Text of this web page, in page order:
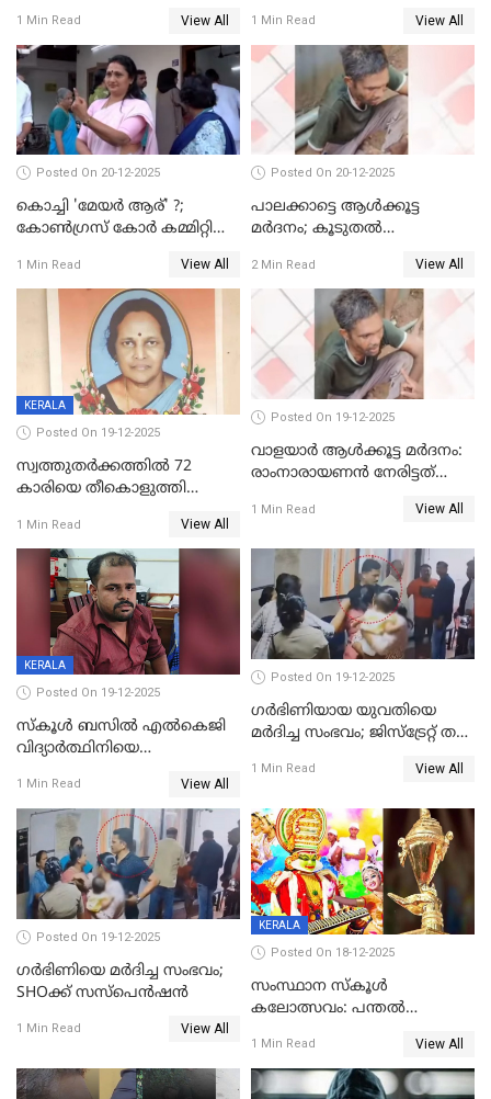
1 Min Read View All 1 Min Read View All
Posted On 20-12-2025
കൊച്ചി 'മേയർ ആര്' ?;
കോണ്‍ഗ്രസ് കോര്‍ കമ്മിറ്റി
1 Min Read View All
Posted On 20-12-2025
പാലക്കാട്ടെ ആള്‍ക്കൂട്ട
മര്‍ദനം; കൂടുതല്‍
അംഗ സംഘമെന്ന് വിവരം
2 Min Read View All
KERALA
Posted On 19-12-2025
സ്വത്തുതര്‍ക്കത്തില്‍ 72
കാരിയെ തീകൊളുത്തി
ക്രൂരകൊലപാതകത്തില്‍
സഹോദരിപുത്രന് ജീവപര്യന്തം
1 Min Read View All
Posted On 19-12-2025
വാളയാർ ആൾക്കൂട്ട മർദനം:
രാംനാരായണൻ നേരിട്ടത്
നാൽപ്പതിലേറെ
റിപ്പോർട്ട്
1 Min Read View All
KERALA
Posted On 19-12-2025
സ്കൂൾ ബസിൽ എൽകെജി
വിദ്യാര്‍ത്ഥിനിയെ
ക്ലീനര്‍ പിടിയിൽ
1 Min Read View All
Posted On 19-12-2025
ഗര്‍ഭിണിയായ യുവതിയെ
മര്‍ദിച്ച സംഭവം; ജിസ്‌ട്രേറ്റ് തല
യുവതി
1 Min Read View All
Posted On 19-12-2025
ഗര്‍ഭിണിയെ മർദിച്ച സംഭവം;
SHOക്ക് സസ്പെൻഷൻ
1 Min Read View All
KERALA
Posted On 18-12-2025
സംസ്ഥാന സ്കൂൾ
കലോത്സവം: പന്തൽ
1 Min Read View All